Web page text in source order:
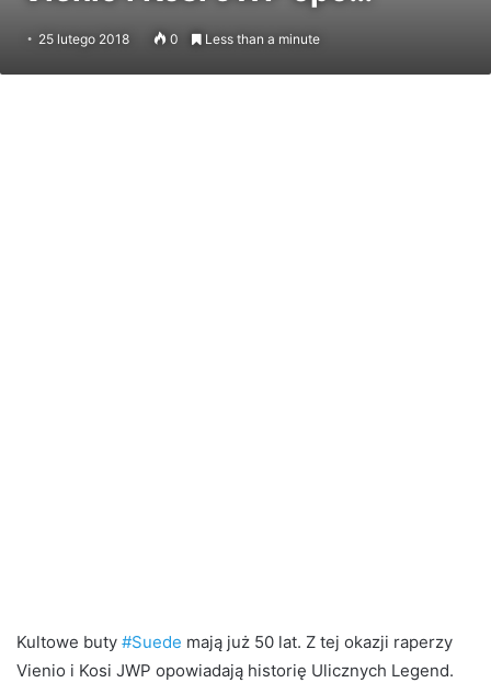
25 lutego 2018 0 Less than a minute
Kultowe buty #Suede mają już 50 lat. Z tej okazji raperzy
Vienio i Kosi JWP opowiadają historię Ulicznych Legend.